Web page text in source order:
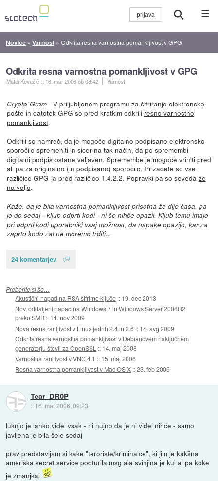
☰
Novice »Varnost »Odkrita resna varnostna pomankljivost v GPG
Odkrita resna varnostna pomankljivost v GPG
Matej Kovačič :: 16. mar 2006ob 08:42 Varnost
Crypto-Gram- V priljubljenem programu za šifriranje elektronske
pošte in datotek GPG so pred kratkim odkrili resno varnostno
pomankljivost.
Odkrili so namreč, da je mogoče digitalno podpisano elektronsko
sporočilo spremeniti in sicer na tak način, da po spremembi
digitalni podpis ostane veljaven. Spremembe je mogoče vriniti pred
ali pa za originalno (in podpisano) sporočilo. Prizadete so vse
različice GPG-ja pred različico 1.4.2.2. Popravki pa so seveda že
na voljo.
Kaže, da je bila varnostna pomankljivost prisotna že dlje časa, pa
jo do sedaj - kljub odprti kodi - ni še nihče opazil. Kljub temu imajo
pri odprti kodi uporabniki vsaj možnost, da napake opazijo, kar za
zaprto kodo žal ne moremo trditi...
24 komentarjev
Preberite si še…
Akustični napad na RSA šifrirne ključe :: 19. dec 2013
Nov, oddaljeni napad na Windows 7 in Windows Server 2008R2
preko SMB :: 14. nov 2009
Nova resna ranljivost v Linux jedrih 2.4 in 2.6 :: 14. avg 2009
Odkrita resna varnostna pomankljivost v Debianovem naključnem
generatorju števil za OpenSSL :: 14. maj 2008
Varnostna ranljivost v VNC 4.1 :: 15. maj 2006
Resna varnostna pomankljivost v Mac OS X ::23. feb 2006
Tear_DR0P
:: 16. mar 2006, 09:23
luknjo je lahko videl vsak - ni nujno da je ni videl nihče - samo
javljena je bila šele sedaj
prav predstavljam si kake "teroriste/kriminalce", ki jim je kakšna
ameriška secret service podturila msg ala svinjina je kul al pa koke
je zmanjkal